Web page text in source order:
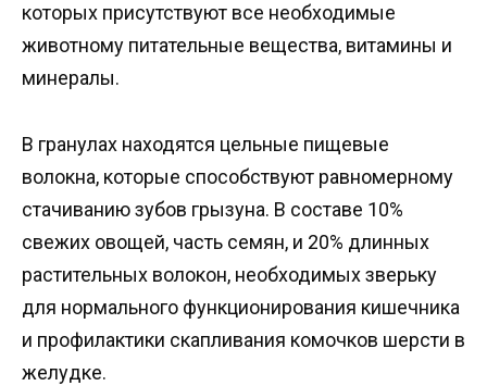
которых присутствуют все необходимые
животному питательные вещества, витамины и
минералы.
В гранулах находятся цельные пищевые
волокна, которые способствуют равномерному
стачиванию зубов грызуна. В составе 10%
свежих овощей, часть семян, и 20% длинных
растительных волокон, необходимых зверьку
для нормального функционирования кишечника
и профилактики скапливания комочков шерсти в
желудке.